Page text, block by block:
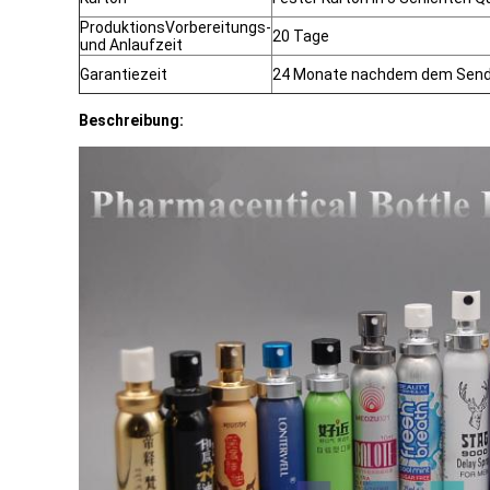
ProduktionsVorbereitungs-
und Anlaufzeit
20 Tage
Garantiezeit 24 Monate nachdem dem
Beschreibung: